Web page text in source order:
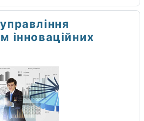
інноваційних